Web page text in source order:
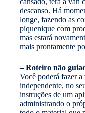
descanso. Há
longe, fazendo as
piquenique com
mas estará
mais prontamente
– Roteiro não
Você poderá fazer
independente, no
instruções de um
administrando o